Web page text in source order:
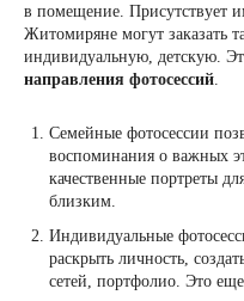
в помещение. Присутствует
Житомиряне могут заказать
индивидуальную, детскую.
направления фотосессий
Семейные фотосессии
воспоминания о важных
качественные портреты
близким.
Индивидуальные
раскрыть личность,
сетей, портфолио. Это